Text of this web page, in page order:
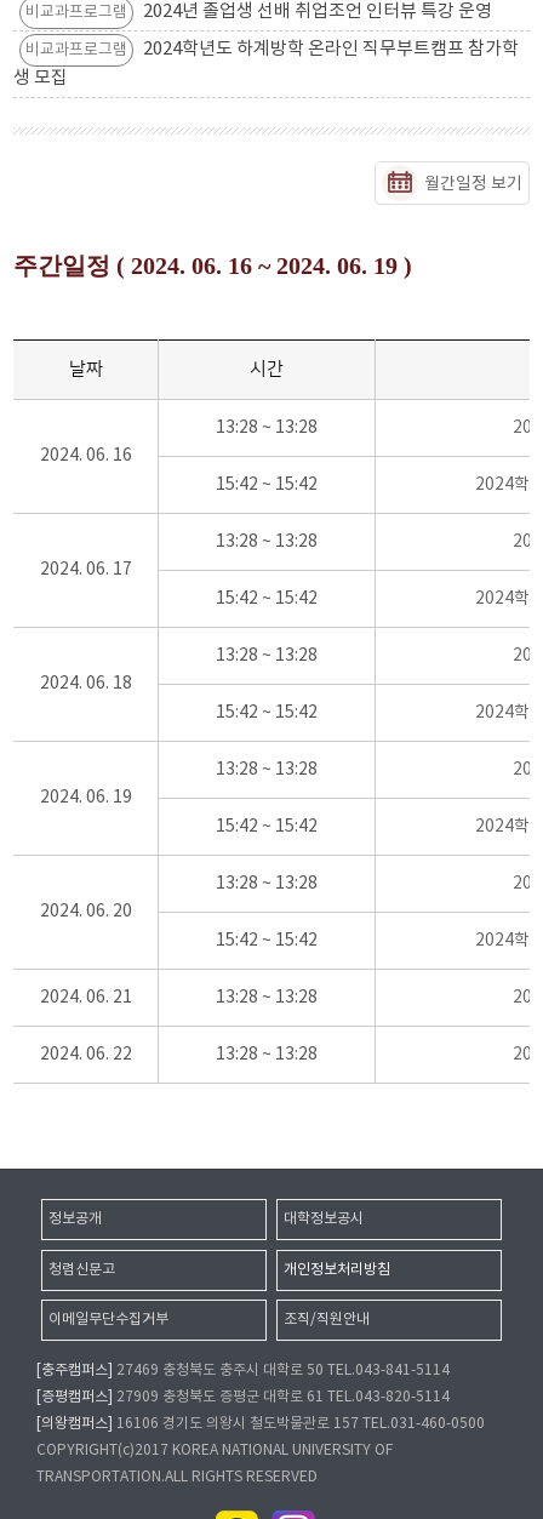
비교과프로그램 2024년 졸업생 선배 취업조언 인터뷰 특강 운영
비교과프로그램
2024학년도 하계방학 온라인 직무부트캠프 참가학
생 모집
월간일정 보기
주간일정 ( 2024. 06. 16 ~ 2024. 06. 19 )
날짜 시간
2024. 06. 16
13:28 ~ 13:28
15:42 ~ 15:42 2024학
2024. 06. 17
13:28 ~ 13:28
15:42 ~ 15:42 2024학
2024. 06. 18
13:28 ~ 13:28
15:42 ~ 15:42 2024학
2024. 06. 19
13:28 ~ 13:28
15:42 ~ 15:42 2024학
2024. 06. 20
13:28 ~ 13:28
15:42 ~ 15:42 2024학
2024. 06. 21 13:28 ~ 13:28
2024. 06. 22 13:28 ~ 13:28
정보공개 대학정보공시
청렴신문고 개인정보처리방침
이메일무단수집거부 조직/직원안내
[충주캠퍼스]
27469 충청북도 충주시 대학로 50 TEL.043-841-5114
[증평캠퍼스]
27909 충청북도 증평군 대학로 61 TEL.043-820-5114
[의왕캠퍼스]
16106 경기도 의왕시 철도박물관로 157 TEL.031-460-0500
COPYRIGHT(c)2017 KOREA NATIONAL UNIVERSITY OF
TRANSPORTATION.ALL RIGHTS RESERVED